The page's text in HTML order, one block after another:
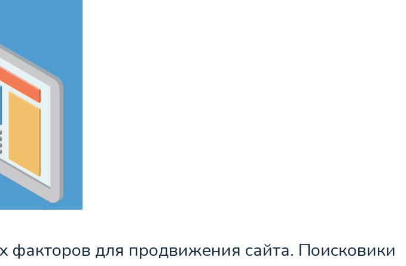
факторов для продвижения сайта. Поисковики